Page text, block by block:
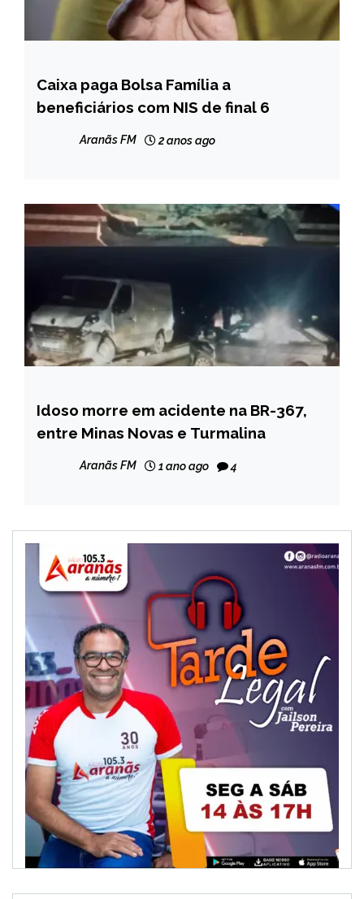
BRASIL
NOTÍCIAS
Caixa paga Bolsa Família a
beneficiários com NIS de final 6
Aranãs FM 2 anos ago
NOTÍCIAS
Idoso morre em acidente na BR-367,
entre Minas Novas e Turmalina
Aranãs FM 1 ano ago 4